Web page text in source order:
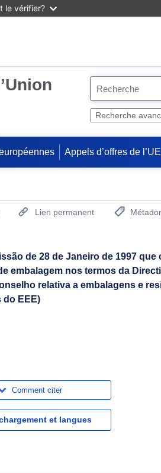
le vérifier?
e
Recherche
Appels d’offres de l’UE
Lien permanent
de 28 de Janeiro de 1997 que
embalagem nos termos da
relativa a embalagens e
do EEE)
Comment citer
et langues